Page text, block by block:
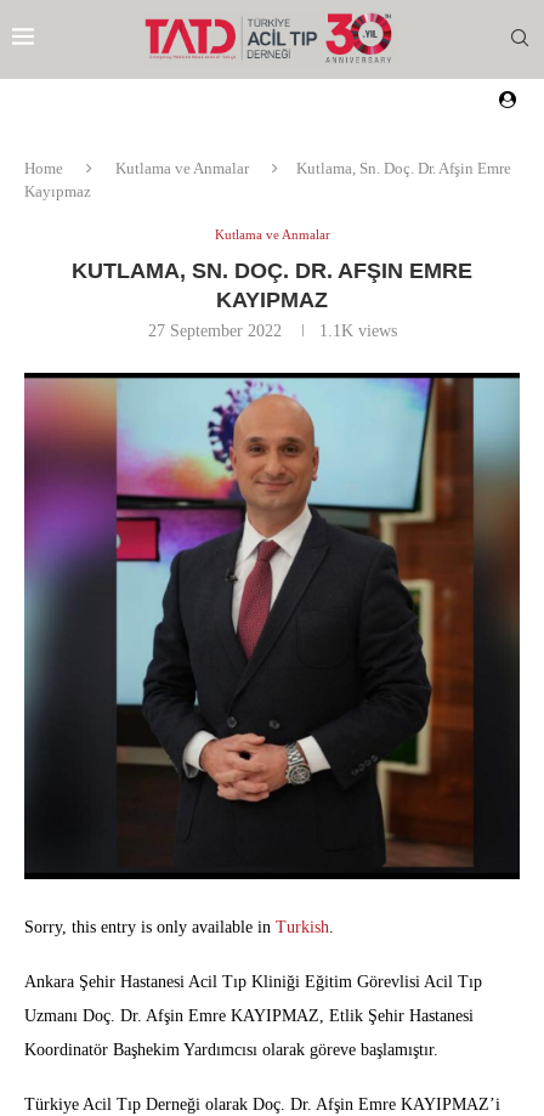
Home Kutlama ve Anmalar
Kutlama, Sn. Doç. Dr. Afşin Emre
Kayıpmaz
Kutlama ve Anmalar
KUTLAMA, SN. DOÇ. DR. AFŞIN EMRE
KAYIPMAZ
27 September 2022 1.1K views
Sorry, this entry is only available in Turkish.
Ankara Şehir Hastanesi Acil Tıp Kliniği Eğitim Görevlisi Acil Tıp
Uzmanı Doç. Dr. Afşin Emre KAYIPMAZ, Etlik Şehir Hastanesi
Koordinatör Başhekim Yardımcısı olarak göreve başlamıştır.
Türkiye Acil Tıp Derneği olarak Doç. Dr. Afşin Emre KAYIPMAZ’i